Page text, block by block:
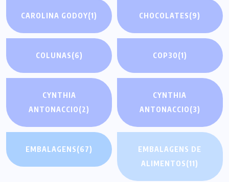
CAROLINA GODOY(1) CHOCOLATES(9)
COLUNAS(6) COP30(1)
CYNTHIA
ANTONACCIO(2)
CYNTHIA
ANTONACCIO(3)
EMBALAGENS(67)
EMBALAGENS DE
ALIMENTOS(11)